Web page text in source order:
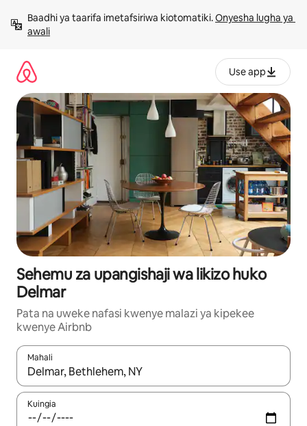
kwenda
kwenye
Baadhi ya taarifa imetafsiriwa kiotomatiki. Onyesha lugha ya
awali
Use app
Sehemu za upangishaji wa likizo huko
Delmar
Pata na uweke nafasi kwenye malazi ya kipekee
kwenye Airbnb
Mahali
Wakati matokeo yanapatikana, vinjari kwa kutumia vitufe vya
Kuingia